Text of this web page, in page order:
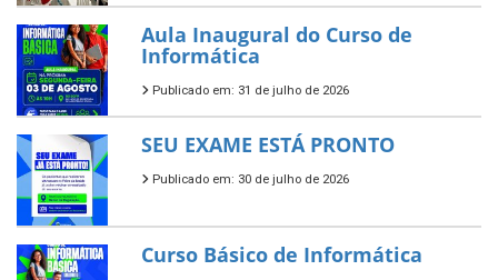
Aula Inaugural do Curso de
Informática
Publicado em: 31 de julho de 2026
SEU EXAME ESTÁ PRONTO
Publicado em: 30 de julho de 2026
Curso Básico de Informática